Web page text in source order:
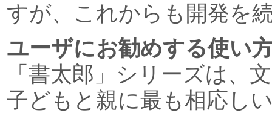
すが、これからも開発を
ユーザにお勧めする使い
「書太郎」シリーズは、
子どもと親に最も相応し